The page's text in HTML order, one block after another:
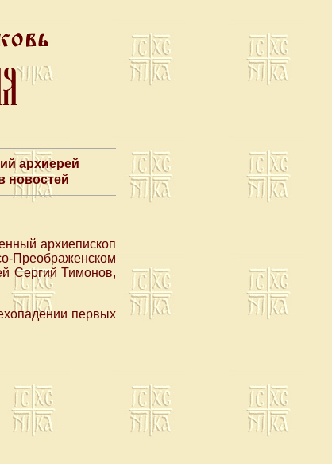
архиерей
новостей
архиепископ
Сергий Тимонов,
первых